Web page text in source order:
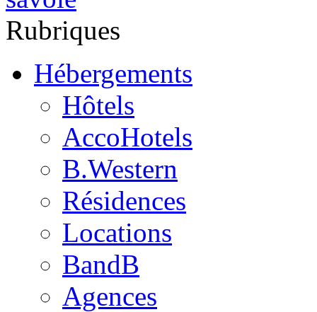
Rubriques
Hébergements
Hôtels
AccoHotels
B.Western
Résidences
Locations
BandB
Agences